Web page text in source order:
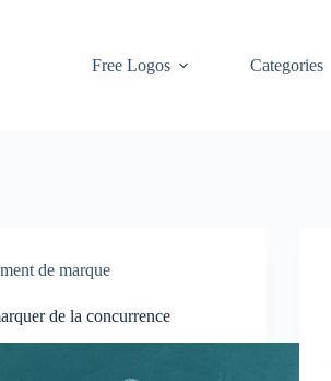
Free Logos
Categories
de marque
de la concurrence